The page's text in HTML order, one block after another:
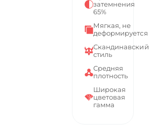
затемнения
65%
Мягкая, не
деформируется
Скандинавский
стиль
Средняя
плотность
Широкая
цветовая
гамма